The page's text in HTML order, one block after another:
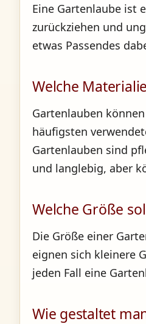
Eine Gartenlaube ist
zurückziehen und
etwas Passendes
Welche
Gartenlauben
häufigsten
Gartenlauben sind
und langlebig, aber
Welche Größe
Die Größe einer
eignen sich kleinere
jeden Fall eine
Wie gestaltet